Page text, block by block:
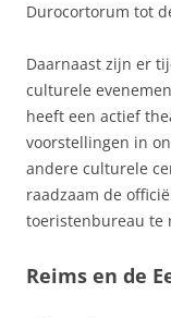
Durocortorum tot
Daarnaast zijn er
culturele
heeft een actief
voorstellingen in
andere culturele
raadzaam de
toeristenbureau te
Reims en de